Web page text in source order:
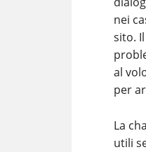
nei
sito.
al
per
La
utili